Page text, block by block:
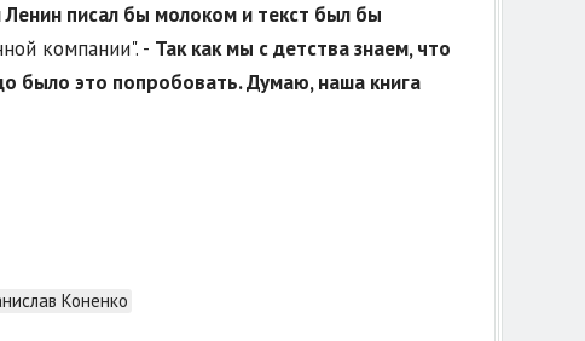
писал бы молоком и текст был бы
компании". - Так как мы с детства знаем, что
было это попробовать. Думаю, наша книга
Коненко